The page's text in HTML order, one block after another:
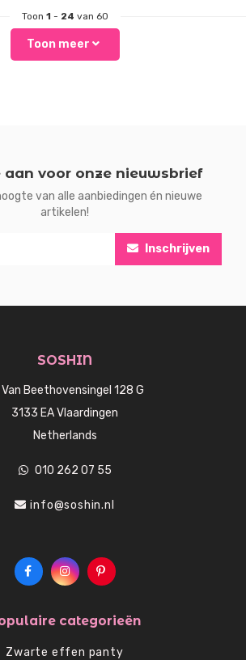
Toon 1 - 24 van 60
Toon meer
aan voor onze nieuwsbrief
van alle aanbiedingen én nieuwe
artikelen!
Inschrijven
SOSHIN
Van Beethovensingel 128 G
3133 EA Vlaardingen
Netherlands
010 262 07 55
info@soshin.nl
categorieën
Zwarte effen panty